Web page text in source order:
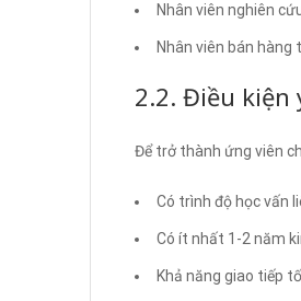
Nhân viên nghiên
Nhân viên bán hàng
2.2. Điều kiện
Để trở thành ứng viên
Có trình độ học vấn
Có ít nhất 1-2 năm
Khả năng giao tiếp